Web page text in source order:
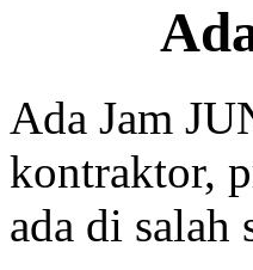
Ada Jam
kontraktor,
ada di